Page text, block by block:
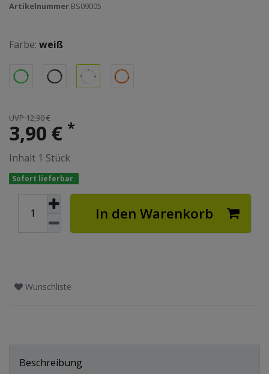
Artikelnummer BS09005
Farbe: weiß
UVP 12,90 €
3,90 € *
Inhalt 1 Stück
Sofort lieferbar.
In den Warenkorb
Wunschliste
Beschreibung